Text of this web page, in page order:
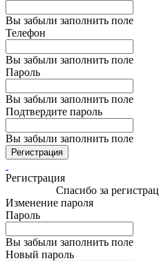
Вы забыли заполнить поле
Телефон
Вы забыли заполнить поле
Пароль
Вы забыли заполнить поле
Подтвердите пароль
Вы забыли заполнить поле
Регистрация
Регистрация
Спасибо за
Изменение пароля
Пароль
Вы забыли заполнить поле
Новый пароль